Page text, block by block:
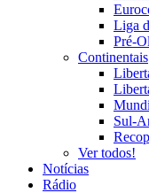
Liga
Pré-
Continentais
Sul-
Ver todos!
Notícias
Rádio